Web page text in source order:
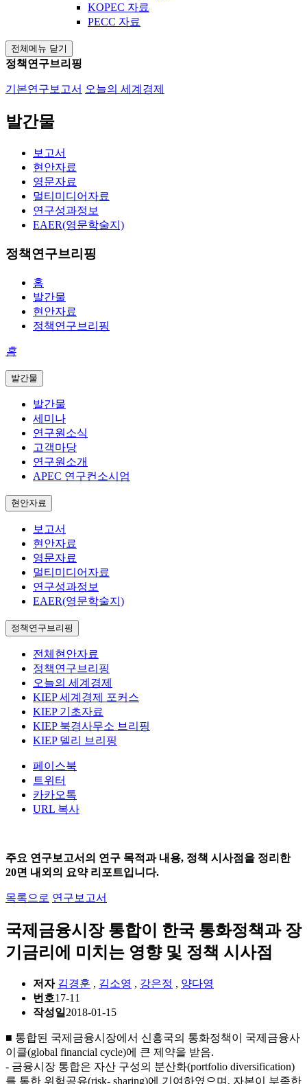
KOPEC 자료
PECC 자료
전체메뉴 닫기
정책연구브리핑
기본연구보고서 오늘의 세계경제
발간물
보고서
현안자료
영문자료
멀티미디어자료
연구성과정보
EAER(영문학술지)
정책연구브리핑
홈
발간물
현안자료
정책연구브리핑
홈
발간물
발간물
세미나
연구원소식
고객마당
연구원소개
APEC 연구컨소시엄
현안자료
보고서
현안자료
영문자료
멀티미디어자료
연구성과정보
EAER(영문학술지)
정책연구브리핑
전체현안자료
정책연구브리핑
오늘의 세계경제
KIEP 세계경제 포커스
KIEP 기초자료
KIEP 북경사무소 브리핑
KIEP 델리 브리핑
페이스북
트위터
카카오톡
URL 복사
주요 연구보고서의 연구 목적과 내용, 정책 시사점을 정리한
20면 내외의 요약 리포트입니다.
목록으로 연구보고서
국제금융시장 통합이 한국 통화정책과 장
기금리에 미치는 영향 및 정책 시사점
저자 김경훈 , 김소영 , 강은정 , 양다영
번호17-11
작성일 2018-01-15
■ 통합된 국제금융시장에서 신흥국의 통화정책이 국제금융사
이클(global financial cycle)에 큰 제약을 받음.
- 금융시장 통합은 자산 구성의 분산화(portfolio diversification)
를 통한 위험공유(risk- sharing)에 기여하였으며, 자본이 부족한